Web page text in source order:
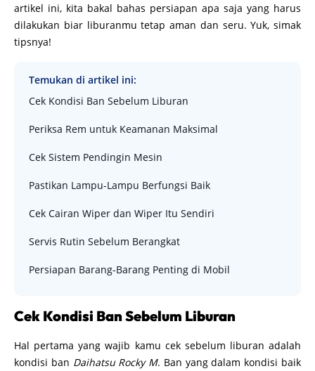
artikel ini, kita bakal bahas persiapan apa saja yang harus
dilakukan biar liburanmu tetap aman dan seru. Yuk, simak
tipsnya!
Temukan di artikel ini:
Cek Kondisi Ban Sebelum Liburan
Periksa Rem untuk Keamanan Maksimal
Cek Sistem Pendingin Mesin
Pastikan Lampu-Lampu Berfungsi Baik
Cek Cairan Wiper dan Wiper Itu Sendiri
Servis Rutin Sebelum Berangkat
Persiapan Barang-Barang Penting di Mobil
Cek Kondisi Ban Sebelum Liburan
Hal pertama yang wajib kamu cek sebelum liburan adalah
kondisi ban Daihatsu Rocky M. Ban yang dalam kondisi baik